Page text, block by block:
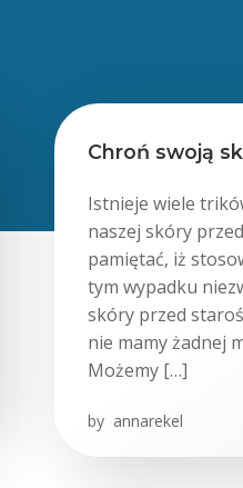
Chroń swoją
Istnieje wiele
naszej skóry
pamiętać, iż
tym wypadku
skóry przed
nie mamy żadnej
Możemy […]
by annarekel